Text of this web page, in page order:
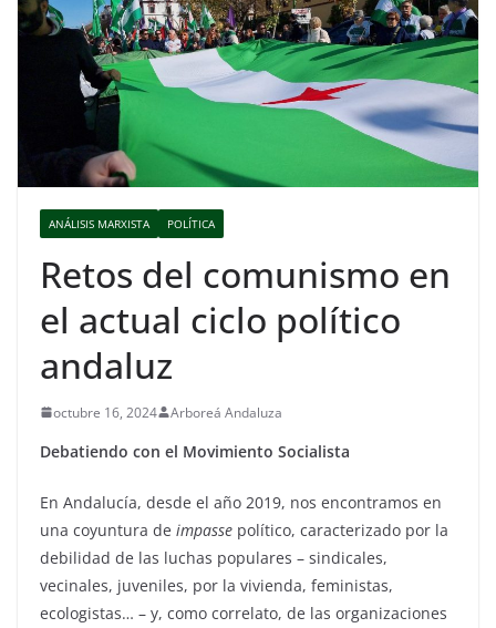
ANÁLISIS MARXISTA POLÍTICA
Retos del comunismo en
el actual ciclo político
andaluz
octubre 16, 2024 Arboreá Andaluza
Debatiendo con el Movimiento Socialista
En Andalucía, desde el año 2019, nos encontramos en
una coyuntura de impasse político, caracterizado por la
debilidad de las luchas populares – sindicales,
vecinales, juveniles, por la vivienda, feministas,
ecologistas… – y, como correlato, de las organizaciones